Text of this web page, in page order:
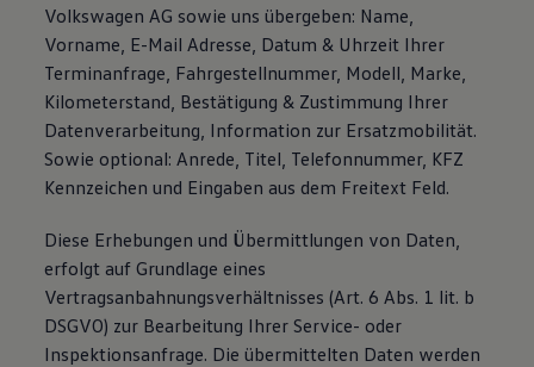
Volkswagen AG sowie uns übergeben: Name,
Vorname, E-Mail Adresse, Datum & Uhrzeit Ihrer
Terminanfrage, Fahrgestellnummer, Modell, Marke,
Kilometerstand, Bestätigung & Zustimmung Ihrer
Datenverarbeitung, Information zur Ersatzmobilität.
Sowie optional: Anrede, Titel, Telefonnummer, KFZ
Kennzeichen und Eingaben aus dem Freitext Feld.
Diese Erhebungen und Übermittlungen von Daten,
erfolgt auf Grundlage eines
Vertragsanbahnungsverhältnisses (Art. 6 Abs. 1 lit. b
DSGVO) zur Bearbeitung Ihrer Service- oder
Inspektionsanfrage. Die übermittelten Daten werden